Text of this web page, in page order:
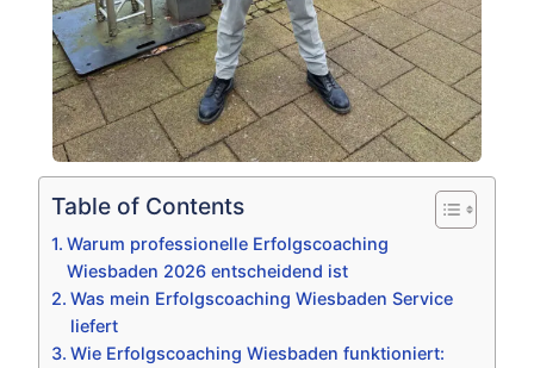
Table of Contents
Warum professionelle Erfolgscoaching
Wiesbaden 2026 entscheidend ist
Was mein Erfolgscoaching Wiesbaden Service
liefert
Wie Erfolgscoaching Wiesbaden funktioniert: